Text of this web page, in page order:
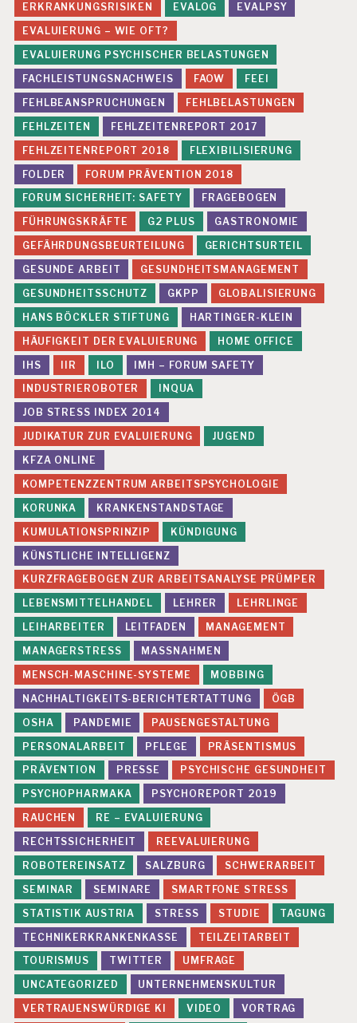
ERKRANKUNGSRISIKEN
EVALOG
EVALPSY
EVALUIERUNG – WIE OFT?
EVALUIERUNG PSYCHISCHER BELASTUNGEN
FACHLEISTUNGSNACHWEIS
FAOW
FEEI
FEHLBEANSPRUCHUNGEN
FEHLBELASTUNGEN
FEHLZEITEN
FEHLZEITENREPORT 2017
FEHLZEITENREPORT 2018
FLEXIBILISIERUNG
FOLDER
FORUM PRÄVENTION 2018
FORUM SICHERHEIT: SAFETY
FRAGEBOGEN
FÜHRUNGSKRÄFTE
G2 PLUS
GASTRONOMIE
GEFÄHRDUNGSBEURTEILUNG
GERICHTSURTEIL
GESUNDE ARBEIT
GESUNDHEITSMANAGEMENT
GESUNDHEITSSCHUTZ
GKPP
GLOBALISIERUNG
HANS BÖCKLER STIFTUNG
HARTINGER-KLEIN
HÄUFIGKEIT DER EVALUIERUNG
HOME OFFICE
IHS
IIR ILO
IMH – FORUM SAFETY
INDUSTRIEROBOTER
INQUA
JOB STRESS INDEX 2014
JUDIKATUR ZUR EVALUIERUNG
JUGEND
KFZA ONLINE
KOMPETENZZENTRUM ARBEITSPSYCHOLOGIE
KORUNKA
KRANKENSTANDSTAGE
KUMULATIONSPRINZIP
KÜNDIGUNG
KÜNSTLICHE INTELLIGENZ
KURZFRAGEBOGEN ZUR ARBEITSANALYSE PRÜMPER
LEBENSMITTELHANDEL
LEHRER
LEHRLINGE
LEIHARBEITER
LEITFADEN
MANAGEMENT
MANAGERSTRESS
MASSNAHMEN
MENSCH-MASCHINE-SYSTEME
MOBBING
NACHHALTIGKEITS-BERICHTERTATTUNG
ÖGB
OSHA
PANDEMIE
PAUSENGESTALTUNG
PERSONALARBEIT
PFLEGE
PRÄSENTISMUS
PRÄVENTION
PRESSE
PSYCHISCHE GESUNDHEIT
PSYCHOPHARMAKA
PSYCHOREPORT 2019
RAUCHEN
RE – EVALUIERUNG
RECHTSSICHERHEIT
REEVALUIERUNG
ROBOTEREINSATZ
SALZBURG
SCHWERARBEIT
SEMINAR
SEMINARE
SMARTFONE STRESS
STATISTIK AUSTRIA
STRESS STUDIE
TAGUNG
TECHNIKERKRANKENKASSE
TEILZEITARBEIT
TOURISMUS
TWITTER
UMFRAGE
UNCATEGORIZED
UNTERNEHMENSKULTUR
VERTRAUENSWÜRDIGE KI
VIDEO
VORTRAG